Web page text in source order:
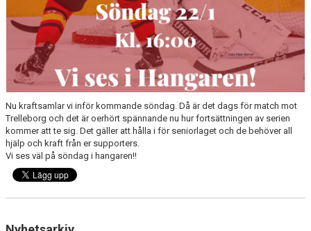
Nu kraftsamlar vi inför kommande söndag. Då är det dags för match mot
Trelleborg och det är oerhört spännande nu hur fortsättningen av serien
kommer att te sig. Det gäller att hålla i för seniorlaget och de behöver all
hjälp och kraft från er supporters.
Vi ses väl på söndag i hangaren!!